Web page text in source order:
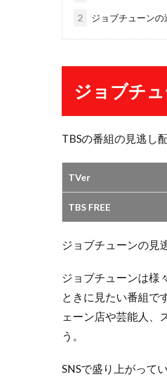
2 ジョブチューンの
ジョブチ
TBSの番組の見逃し
TVer
TBS FREE
ジョブチューンの見
ジョブチューンは様
ときに見たい番組で
ェーン店や芸能人、
う。
SNSで盛り上がって